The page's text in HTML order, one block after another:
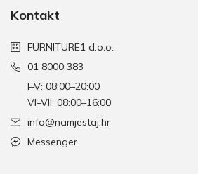
Kontakt
FURNITURE1 d.o.o.
01 8000 383
I–V: 08:00–20:00
VI–VII: 08:00–16:00
info@namjestaj.hr
Messenger